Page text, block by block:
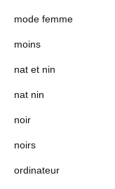
mode femme
moins
nat et nin
nat nin
noir
noirs
ordinateur